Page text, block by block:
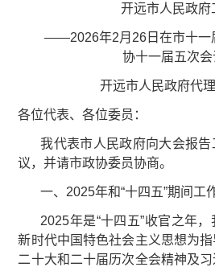
开远市人民政府
——2026年2月26日在市十一
协十一届五次会
开远市人民政府代
各位代表、各位委员：
我代表市人民政府向大会报
议，并请市政协委员协商。
一、2025年和“十四五”期间工
2025年是“十四五”收官之年
新时代中国特色社会主义思想为
二十大和二十届历次全会精神及